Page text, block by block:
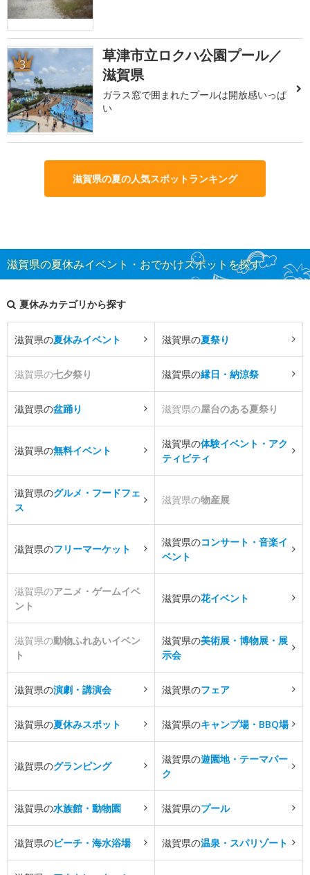
3
草津市立ロクハ公園プール／
滋賀県
ガラス窓で囲まれたプールは開放感いっぱ
い
滋賀県の夏の人気スポットランキング
滋賀県の夏休みイベント・おでかけスポットを探す
夏休みカテゴリから探す
滋賀県の夏休みイベント 滋賀県の夏祭り
滋賀県の七夕祭り 滋賀県の縁日・納涼祭
滋賀県の盆踊り 滋賀県の屋台のある夏祭り
滋賀県の無料イベント
滋賀県の体験イベント・アク
ティビティ
滋賀県のグルメ・フードフェ
ス
滋賀県の物産展
滋賀県のフリーマーケット
滋賀県のコンサート・音楽イ
ベント
滋賀県のアニメ・ゲームイベ
ント
滋賀県の花イベント
滋賀県の動物ふれあいイベン
ト
滋賀県の美術展・博物展・展
示会
滋賀県の演劇・講演会 滋賀県のフェア
滋賀県の夏休みスポット 滋賀県のキャンプ場・BBQ場
滋賀県のグランピング
滋賀県の遊園地・テーマパー
ク
滋賀県の水族館・動物園 滋賀県のプール
滋賀県のビーチ・海水浴場 滋賀県の温泉・スパリゾート